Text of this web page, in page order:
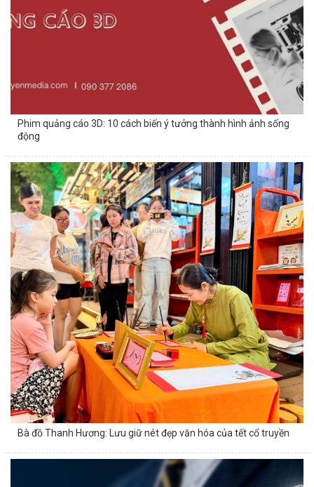
Phim quảng cáo 3D: 10 cách biến ý tưởng thành hình ảnh sống
động
Bà đồ Thanh Hương: Lưu giữ nét đẹp văn hóa của tết cổ truyền